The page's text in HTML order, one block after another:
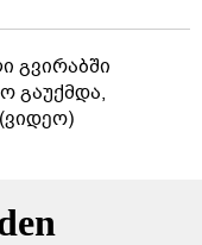
გვირაბში
გაუქმდა,